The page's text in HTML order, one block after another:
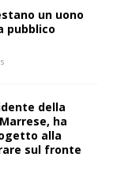
un uono
pubblico
della
ha
alla
sul fronte